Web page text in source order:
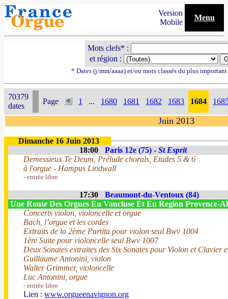
Version
Mobile
Menu
Mots clefs* :
et région :
* Dates (j/mm/aaaa) et/ou mots classés du plus
70379
dates
Page 1 ... 1680 1681 1682 1683 1684
Juin 2013
Dimanche 16 Juin 2013
18:00
Paris 12e (75) - St Esprit
Demessieux Te Deum, Prélude chorals, Etudes 5 & 6
à l'orgue - Hampus Lindwall
- entrée libre
17:30
Beaumont-du-Ventoux (84)
Une Route Des Orgues En Vaucluse Et En Region Provence-
Concerts violon, violoncelle et orgue
Bach, l’orgue et les cordes
Extraits de la 2ème Partita pour violon seul Bwv 1004
1ère Suite pour violoncelle seul Bwv 1007
Deux Sonates extraites des Six Sonates pour Violon et Clavier
Guillaume Antonini, violon
Walter Grimmer, violoncelle
Luc Antonini, orgue
- entrée libre
Lien : www.orgueenavignon.org